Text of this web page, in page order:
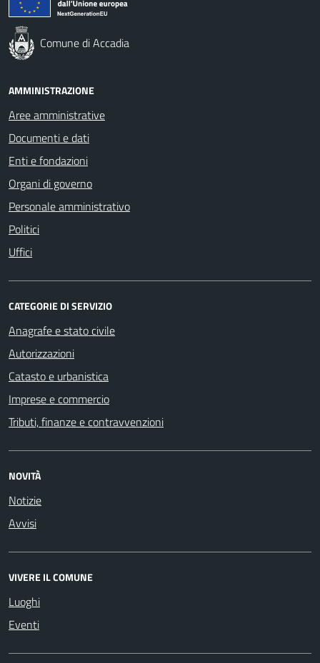
Comune di Accadia
AMMINISTRAZIONE
Aree amministrative
Documenti e dati
Enti e fondazioni
Organi di governo
Personale amministrativo
Politici
Uffici
CATEGORIE DI SERVIZIO
Anagrafe e stato civile
Autorizzazioni
Catasto e urbanistica
Imprese e commercio
Tributi, finanze e contravvenzioni
NOVITÀ
Notizie
Avvisi
VIVERE IL COMUNE
Luoghi
Eventi